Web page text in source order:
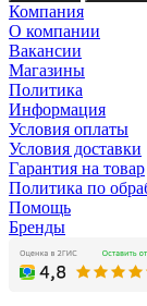
Компания
О компании
Вакансии
Магазины
Политика
Информация
Условия оплаты
Условия доставки
Гарантия на товар
Политика по
Помощь
Бренды